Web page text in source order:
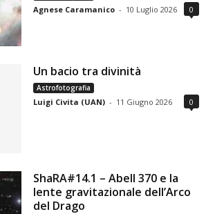
Agnese Caramanico - 10 Luglio 2026 0
Un bacio tra divinità
Astrofotografia
Luigi Civita (UAN) - 11 Giugno 2026 0
ShaRA#14.1 – Abell 370 e la
lente gravitazionale dell’Arco
del Drago